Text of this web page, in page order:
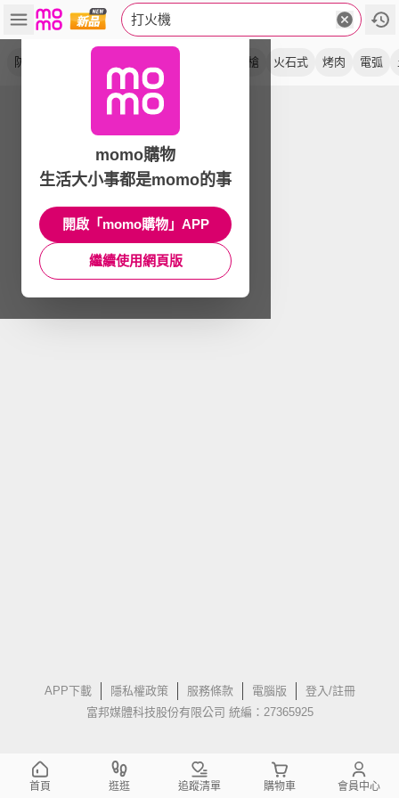
打火機
防風 噴火槍 火石式 烤肉 電弧
APP下載 隱私權政策 服務條款 電腦版
登入/註冊
富邦媒體科技股份有限公司 統編：27365925
momo購物
生活大小事都是momo的事
開啟「momo購物」APP
繼續使用網頁版
首頁 逛逛 追蹤清單 購物車 會員中心